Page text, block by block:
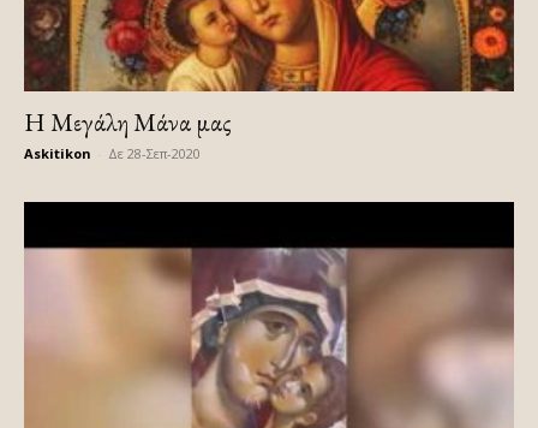
Η Μεγάλη Μάνα μας
Askitikon Δε 28-Σεπ-2020